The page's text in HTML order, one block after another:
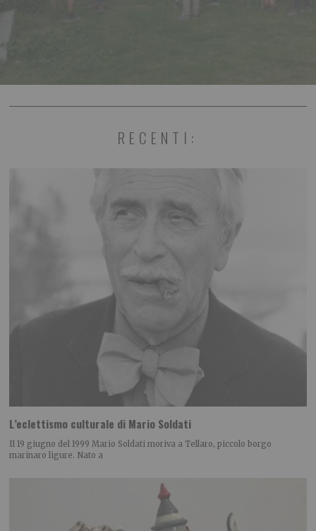
RECENTI:
L’eclettismo culturale di Mario Soldati
Il 19 giugno del 1999 Mario Soldati moriva a Tellaro, piccolo borgo
marinaro ligure. Nato a